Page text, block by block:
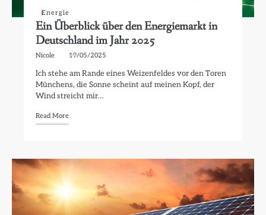
Energie
Ein Überblick über den Energiemarkt in
Deutschland im Jahr 2025
Nicole 19/05/2025
Ich stehe am Rande eines Weizenfeldes vor den Toren
Münchens, die Sonne scheint auf meinen Kopf, der
Wind streicht mir…
Read More